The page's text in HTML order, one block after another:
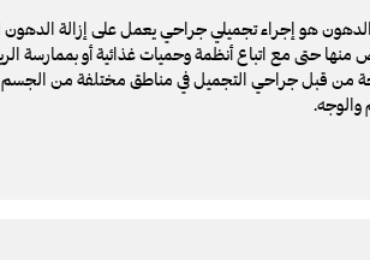
هو إجراء تجميلي جراحي يعمل على إزالة الدهون
منها حتى مع اتباع أنظمة وحميات غذائية أو بممارسة
من قبل جراحي التجميل في مناطق مختلفة من